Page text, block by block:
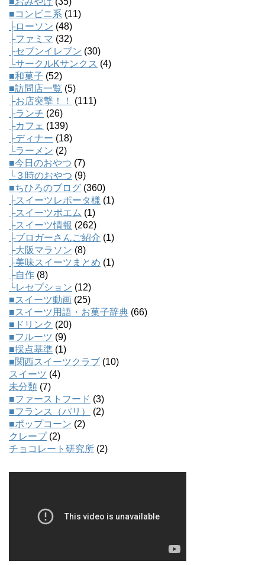
■コンビニ系 (11)
├ローソン (48)
├ファミマ (32)
├セブンイレブン (30)
└サークルKサンクス (4)
■和菓子 (52)
■訪問店一覧 (5)
├お店突撃！！
(111)
├ランチ (26)
├カフェ (139)
├ディナー (18)
└ラーメン (2)
■今日のおやつ (7)
└３時のおやつ (9)
■ちひろのブログ (360)
├スイーツレポータ様 (1)
├スイーツポエム (1)
├スイーツ情報 (262)
├ブロガーさんご紹介 (1)
├大阪マラソン (8)
├美味スイーツまとめ (1)
├自作 (8)
└レセプション (12)
■スイーツ動画 (25)
■スイーツ用語・お菓子辞典 (66)
■ドリンク (20)
■フルーツ (9)
■採点基準 (1)
■関西スイーツクラブ (10)
スイーツ (4)
未分類 (7)
■ファーストフード (3)
■フランス（パリ）
(2)
■ポップコーン (2)
クレープ(2)
チョコレート研究所 (2)